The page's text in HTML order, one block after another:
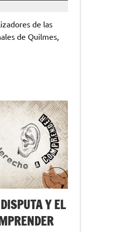
de las
de Quilmes,
Y EL